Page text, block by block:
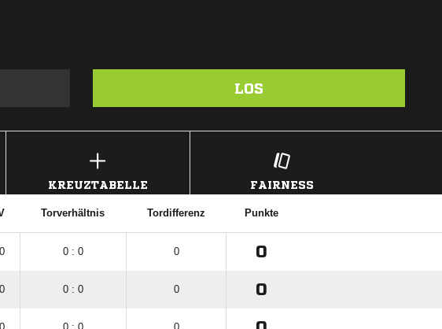
LOS
KREUZTABELLE FAIRNESS
Torverhältnis Tordifferenz Punkte
0 0 : 0 0 0
0 0 : 0 0 0